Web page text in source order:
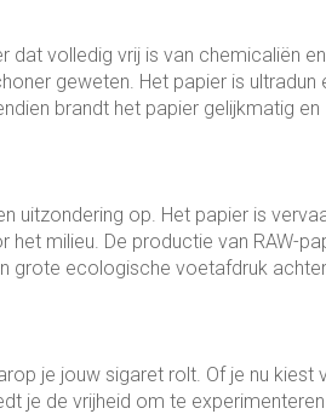
dat volledig vrij is van chemicaliën en
geweten. Het papier is ultradun
brandt het papier gelijkmatig en
uitzondering op. Het papier is
milieu. De productie van RAW-
grote ecologische voetafdruk
je jouw sigaret rolt. Of je nu kiest
je de vrijheid om te